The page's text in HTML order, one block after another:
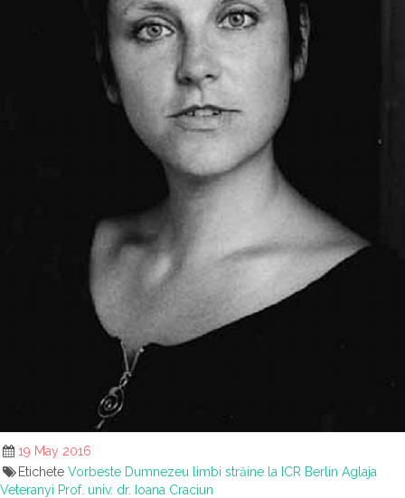
19 May 2016
Etichete Vorbeste Dumnezeu limbi străine la ICR Berlin Aglaja
Veteranyi Prof. univ. dr. Ioana Craciun